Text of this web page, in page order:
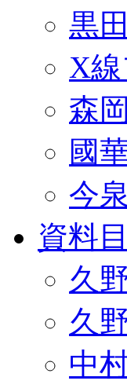
黒
X
森
國
今
資料
久
久
中